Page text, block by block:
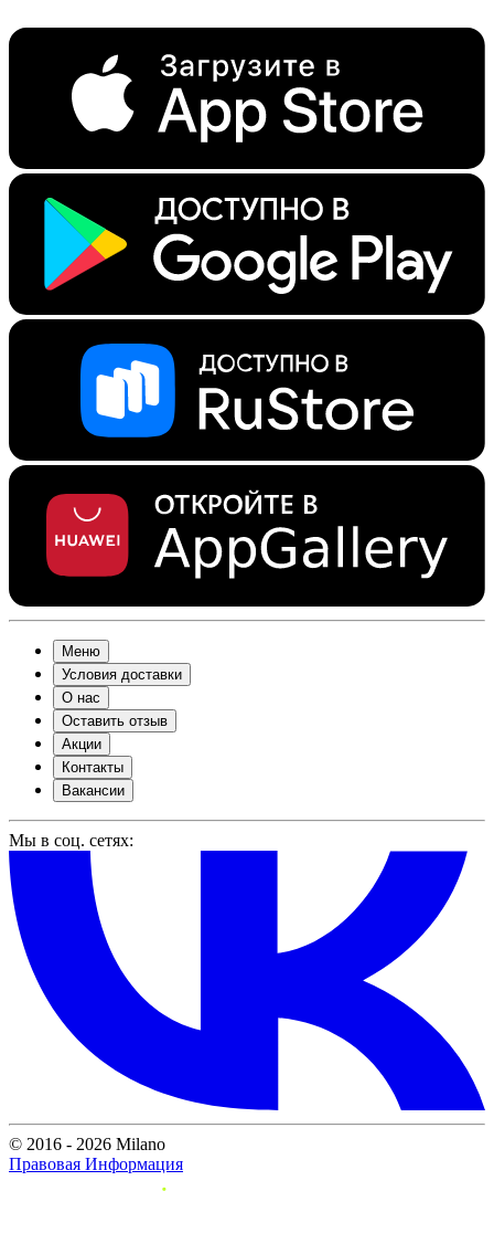
Меню
Условия доставки
О нас
Оставить отзыв
Акции
Контакты
Вакансии
Мы в соц. сетях:
© 2016 - 2026 Milano
Правовая Информация